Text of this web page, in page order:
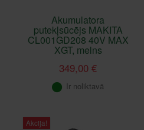
Akumulatora
putekļsūcējs MAKITA
CL001GD208 40V MAX
XGT, melns
349,00 €
Ir noliktavā
Akcija!